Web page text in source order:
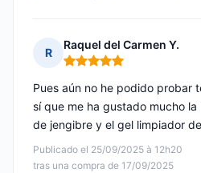
R
Raquel del Carmen Y.
Nota: 5 de 5
Publicado el 25/09/2025 à 12h20
tras una compra de 17/09/2025
Pues aún no he podido probar
sí que me ha gustado mucho
de jengibre y el gel limpiador